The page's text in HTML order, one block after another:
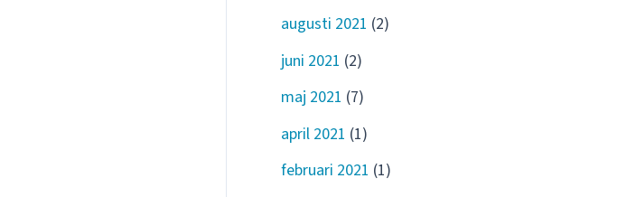
augusti 2021 (2)
juni 2021 (2)
maj 2021 (7)
april 2021 (1)
februari 2021 (1)